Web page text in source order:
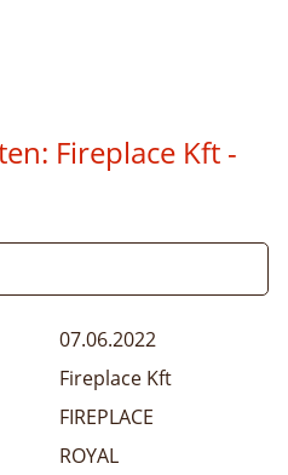
Fireplace Kft -
07.06.2022
Fireplace Kft
FIREPLACE
ROYAL